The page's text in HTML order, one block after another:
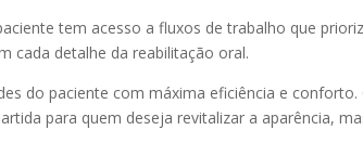
tem acesso a fluxos de trabalho que
cada detalhe da reabilitação oral.
do paciente com máxima eficiência e conforto.
para quem deseja revitalizar a aparência,